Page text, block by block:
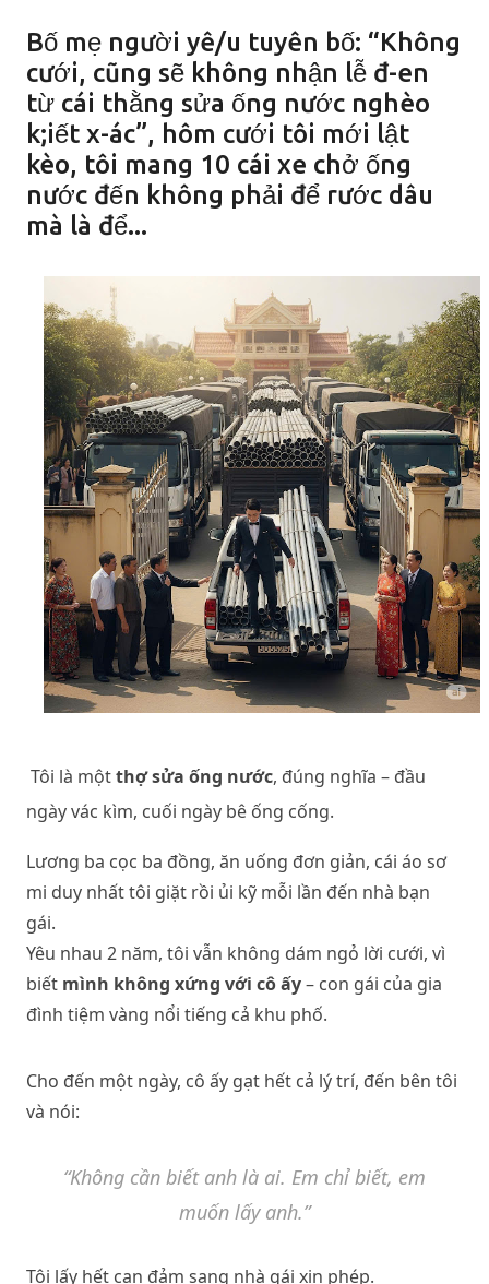
Bố mẹ người yê/u tuyên bố: “Không
cưới, cũng sẽ không nhận lễ đ-en
từ cái thằng sửa ống nước nghèo
k;iết x-ác”, hôm cưới tôi mới lật
kèo, tôi mang 10 cái xe chở ống
nước đến không phải để rước dâu
mà là để...
Tôi là mộtthợ sửa ống nước, đúng nghĩa – đầu
ngày vác kìm, cuối ngày bê ống cống.
Lương ba cọc ba đồng, ăn uống đơn giản, cái áo sơ
mi duy nhất tôi giặt rồi ủi kỹ mỗi lần đến nhà bạn
gái.
Yêu nhau 2 năm, tôi vẫn không dám ngỏ lời cưới, vì
biết mình không xứng với cô ấy– con gái của gia
đình tiệm vàng nổi tiếng cả khu phố.
Cho đến một ngày, cô ấy gạt hết cả lý trí, đến bên tôi
và nói:
“Không cần biết anh là ai. Em chỉ biết, em
muốn lấy anh.”
Tôi lấy hết can đảm sang nhà gái xin phép.